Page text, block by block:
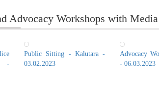
Advocacy Workshops with
-
Public Sitting - Kalutara -
03.02.2023
Advocacy
- 06.03.2023